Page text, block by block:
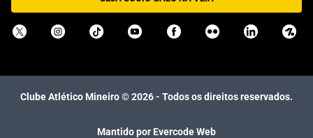
Clube Atlético Mineiro ©2026- Todos os direitos reservados.
Mantido por Evercode Web